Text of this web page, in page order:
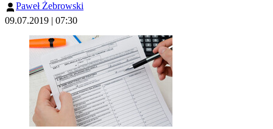
Paweł Żebrowski
09.07.2019 | 07:30